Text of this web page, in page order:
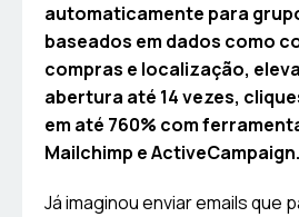
automaticamente para
baseados em dados como
compras e localização,
abertura até 14 vezes,
em até 760% com
Mailchimp e ActiveCampaign.
Já imaginou enviar emails que